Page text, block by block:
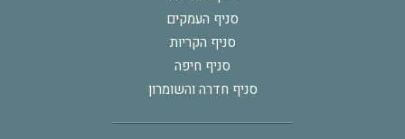
סניף העמקים
סניף הקריות
סניף חיפה
סניף חדרה והשומרון